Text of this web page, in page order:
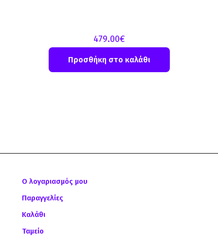
479.00€
Προσθήκη στο καλάθι
Ο λογαριασμός μου
Παραγγελίες
Καλάθι
Ταμείο